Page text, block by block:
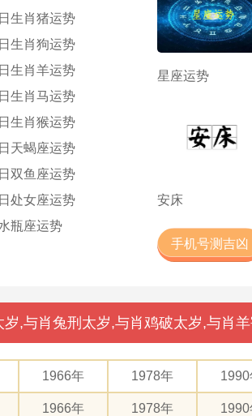
生肖猪运势
生肖狗运势
生肖羊运势
生肖马运势
生肖猴运势
天蝎座运势
双鱼座运势
处女座运势
瓶座运势
星座运势
安床
手机号测吉凶
,与肖兔刑太岁,与肖鸡破太岁,与肖
1966年 1978年 1990
1966年 1978年 1990